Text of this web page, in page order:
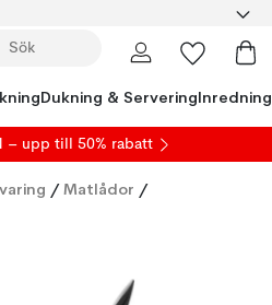
Dukning & ServeringInredning
– upp till 50% rabatt
/ Matlådor /